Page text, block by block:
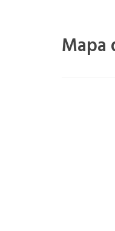
Mapa